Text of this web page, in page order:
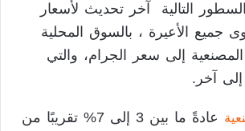
التالية آخر تحديث لأسعار
جميع الأعيرة ، بالسوق المحلية
إلى سعر الجرام، والتي
آخر.
عادةً ما بين 3 إلى 7% تقريبًا من